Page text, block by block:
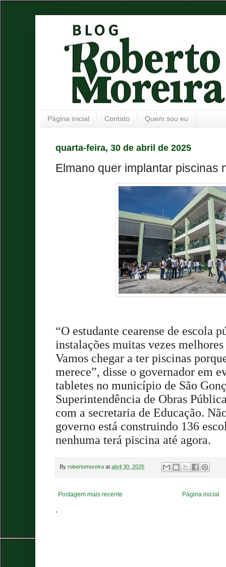
Página inicial Contato Quem sou eu
quarta-feira, 30 de abril de 2025
Elmano quer implantar piscinas
“O estudante cearense de escola
instalações muitas vezes
Vamos chegar a ter piscinas
merece”, disse o governador em
tabletes no município de São
Superintendência de Obras
com a secretaria de Educação.
governo está construindo 136
nenhuma terá piscina até agora.
By robertomoreira at abril 30, 2025
Postagem mais recente Página inicial
.